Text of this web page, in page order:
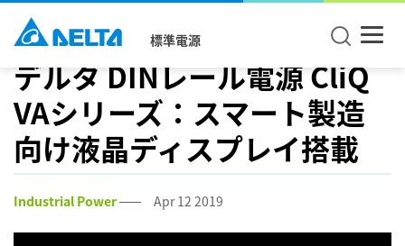
標準電源
デルタ DINレール電源 CliQ
VAシリーズ：スマート製造
向け液晶ディスプレイ搭載
Industrial Power Apr 12 2019